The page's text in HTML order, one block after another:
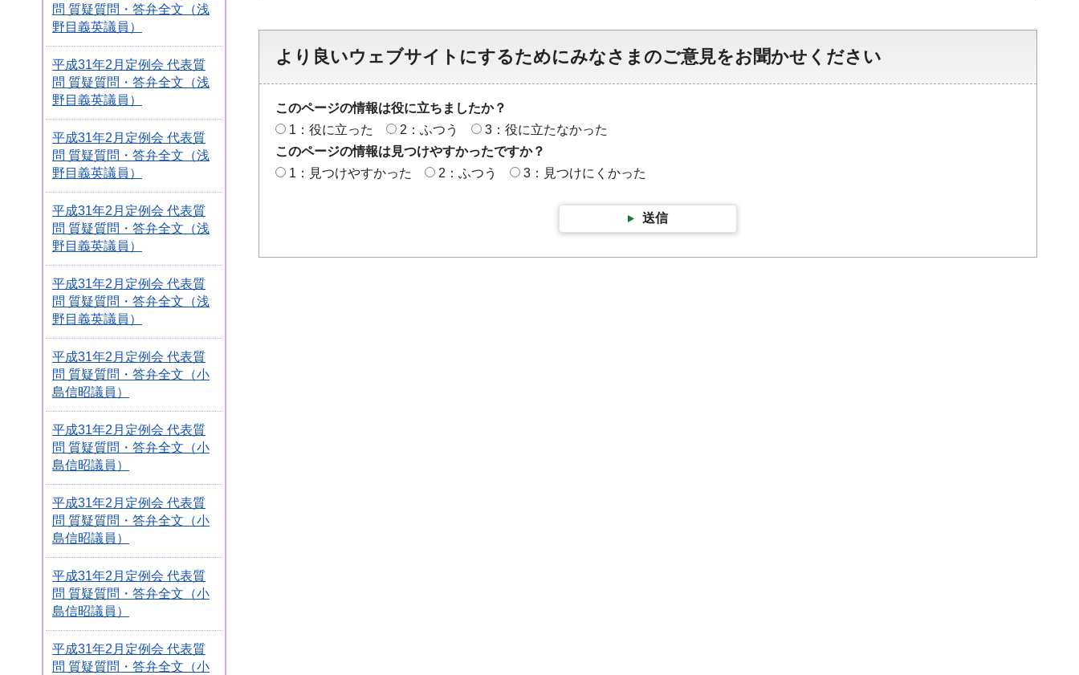
問 質疑質問・答弁全文（浅
野目義英議員）
平成31年2月定例会 代表質
問 質疑質問・答弁全文（浅
野目義英議員）
平成31年2月定例会 代表質
問 質疑質問・答弁全文（浅
野目義英議員）
平成31年2月定例会 代表質
問 質疑質問・答弁全文（浅
野目義英議員）
平成31年2月定例会 代表質
問 質疑質問・答弁全文（浅
野目義英議員）
平成31年2月定例会 代表質
問 質疑質問・答弁全文（小
島信昭議員）
平成31年2月定例会 代表質
問 質疑質問・答弁全文（小
島信昭議員）
平成31年2月定例会 代表質
問 質疑質問・答弁全文（小
島信昭議員）
平成31年2月定例会 代表質
問 質疑質問・答弁全文（小
島信昭議員）
平成31年2月定例会 代表質
問 質疑質問・答弁全文（小
より良いウェブサイトにするためにみなさまのご意見をお聞かせください
このページの情報は役に立ちましたか？
1：役に立った
2：ふつう
3：役に立たなかった
このページの情報は見つけやすかったですか？
1：見つけやすかった
2：ふつう 3：見つけにくかった
送信